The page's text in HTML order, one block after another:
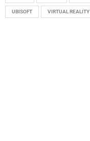
UBISOFT VIRTUAL REALITY